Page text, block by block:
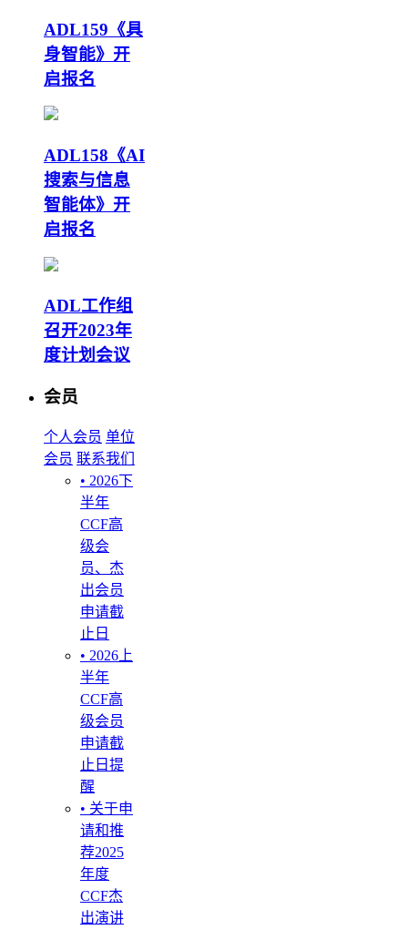
ADL159《具
身智能》开
启报名
ADL158《AI
搜索与信息
智能体》开
启报名
ADL工作组
召开2023年
度计划会议
会员
个人会员 单位
会员 联系我们
• 2026下
半年
CCF高
级会
员、杰
出会员
申请截
止日
• 2026上
半年
CCF高
级会员
申请截
止日提
醒
• 关于申
请和推
荐2025
年度
CCF杰
出演讲